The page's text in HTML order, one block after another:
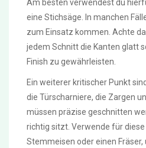
Am besten verwendest du
eine Stichsäge. In manchen
zum Einsatz kommen. Achte
jedem Schnitt die Kanten glatt
Finish zu gewährleisten.
Ein weiterer kritischer Punkt
die Türscharniere, die Zargen
müssen präzise geschnitten
richtig sitzt. Verwende für diese
Stemmeisen oder einen